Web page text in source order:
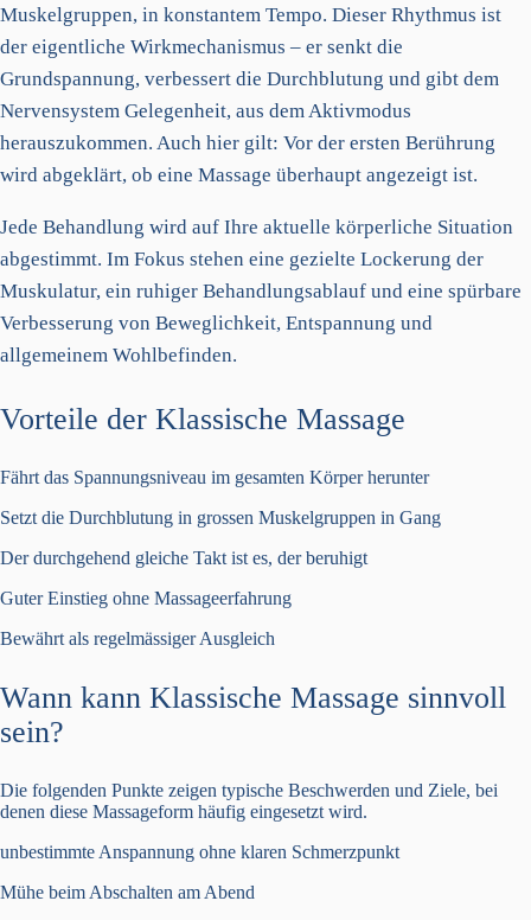
Muskelgruppen, in konstantem Tempo. Dieser Rhythmus ist
der eigentliche Wirkmechanismus – er senkt die
Grundspannung, verbessert die Durchblutung und gibt dem
Nervensystem Gelegenheit, aus dem Aktivmodus
herauszukommen. Auch hier gilt: Vor der ersten Berührung
wird abgeklärt, ob eine Massage überhaupt angezeigt ist.
Jede Behandlung wird auf Ihre aktuelle körperliche Situation
abgestimmt. Im Fokus stehen eine gezielte Lockerung der
Muskulatur, ein ruhiger Behandlungsablauf und eine spürbare
Verbesserung von Beweglichkeit, Entspannung und
allgemeinem Wohlbefinden.
Vorteile der Klassische Massage
Fährt das Spannungsniveau im gesamten Körper herunter
Setzt die Durchblutung in grossen Muskelgruppen in Gang
Der durchgehend gleiche Takt ist es, der beruhigt
Guter Einstieg ohne Massageerfahrung
Bewährt als regelmässiger Ausgleich
Wann kann Klassische Massage sinnvoll
sein?
Die folgenden Punkte zeigen typische Beschwerden und Ziele, bei
denen diese Massageform häufig eingesetzt wird.
unbestimmte Anspannung ohne klaren Schmerzpunkt
Mühe beim Abschalten am Abend